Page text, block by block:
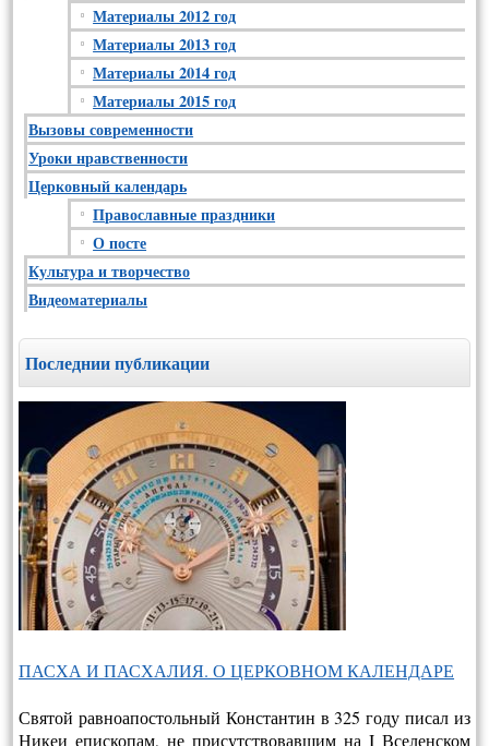
Материалы 2012 год
Материалы 2013 год
Материалы 2014 год
Материалы 2015 год
Вызовы современности
Уроки нравственности
Церковный календарь
Православные праздники
О посте
Культура и творчество
Видеоматериалы
Последнии публикации
ПАСХА И ПАСХАЛИЯ. О ЦЕРКОВНОМ КАЛЕНДАРЕ
Святой равноапостольный Константин в 325 году писал из
Никеи епископам, не присутствовавшим на I Вселенском